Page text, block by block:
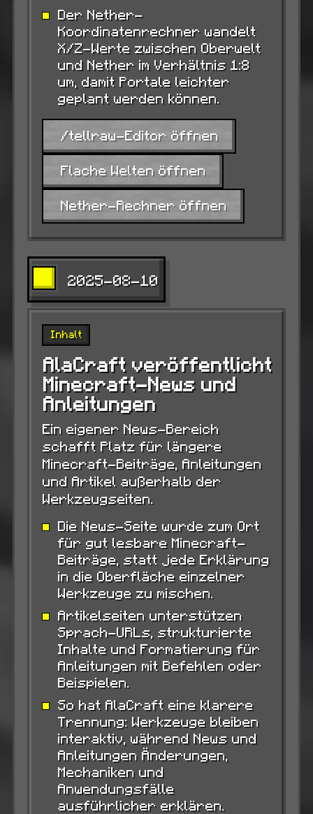
Der Nether-
Koordinatenrechner wandelt
X/Z-Werte zwischen Oberwelt
und Nether im Verhältnis 1:8
um, damit Portale leichter
geplant werden können.
/tellraw-Editor öffnen
Flache Welten öffnen
Nether-Rechner öffnen
2025-08-10
Inhalt
AlaCraft veröffentlicht
Minecraft-News und
Anleitungen
Ein eigener News-Bereich
schafft Platz für längere
Minecraft-Beiträge, Anleitungen
und Artikel außerhalb der
Werkzeugseiten.
Die News-Seite wurde zum Ort
für gut lesbare Minecraft-
Beiträge, statt jede Erklärung
in die Oberfläche einzelner
Werkzeuge zu mischen.
Artikelseiten unterstützen
Sprach-URLs, strukturierte
Inhalte und Formatierung für
Anleitungen mit Befehlen oder
Beispielen.
So hat AlaCraft eine klarere
Trennung: Werkzeuge bleiben
interaktiv, während News und
Anleitungen Änderungen,
Mechaniken und
Anwendungsfälle
ausführlicher erklären.